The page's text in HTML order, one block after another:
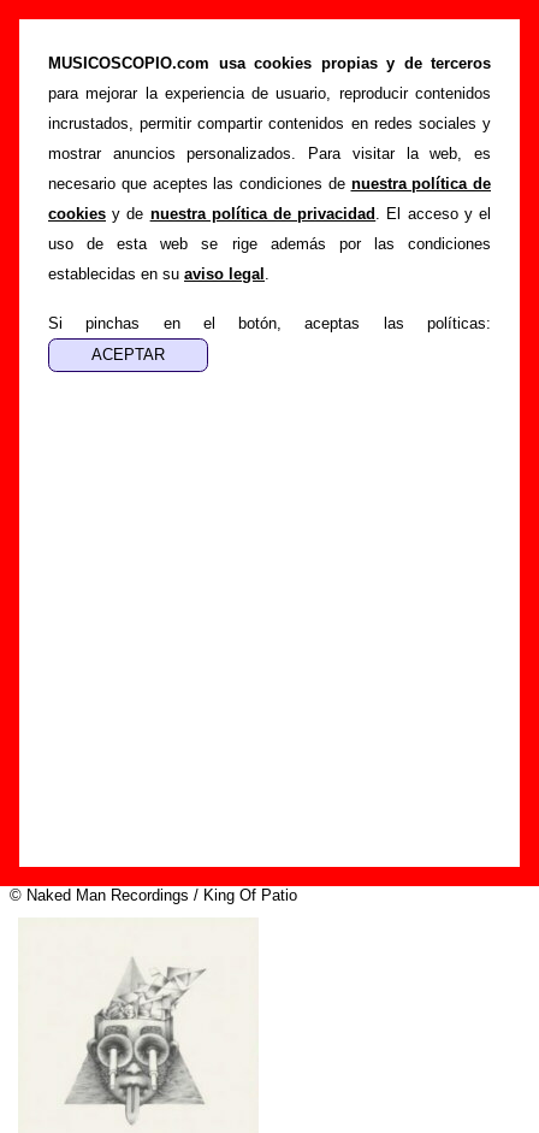
MUSICOSCOPIO.com usa cookies propias y de terceros
para mejorar la experiencia de usuario, reproducir contenidos
incrustados, permitir compartir contenidos en redes sociales y
mostrar anuncios personalizados. Para visitar la web, es
necesario que aceptes las condiciones de nuestra política de
cookies y de nuestra política de privacidad . El acceso y el
uso de esta web se rige además por las condiciones
establecidas en su aviso legal .
Si pinchas en el botón, aceptas las políticas:
“Arty party” (EP de vinilo de 7’’, 2009) - De Vito
Portada >De Vito >Discografía > Arty party
Esta página pretende recopilar todo tipo de información
sobre eldisco “Arty party”, interpretado porDe Vito
Además del listado de canciones incluidas en el disco,
también se mostrarán en esta página otros tipos de
información a medida que estén disponibles: los datos
relacionados con su publicación, los créditos de la grabación
responsables de la grabación, las mezclas y la
masterización), información sobre otras ediciones en otros
© Naked Man Recordings / King Of Patio